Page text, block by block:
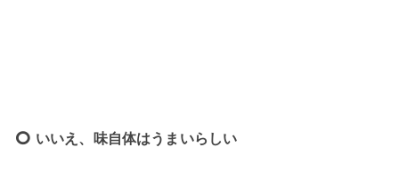
いいえ、味自体はうまいらしい